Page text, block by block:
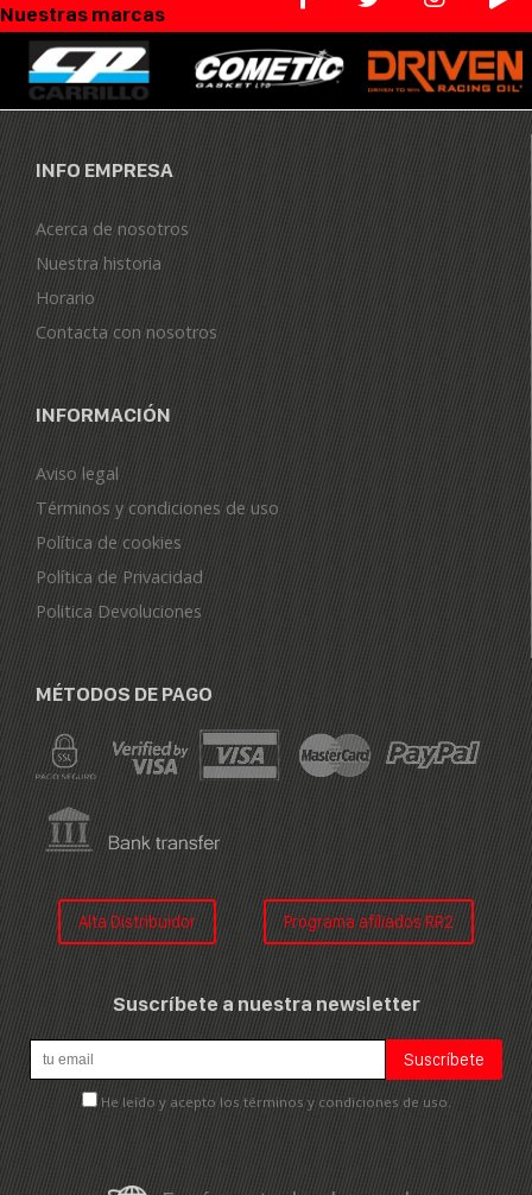
Nuestras marcas
INFO EMPRESA
Acerca de nosotros
Nuestra historia
Horario
Contacta con nosotros
INFORMACIÓN
Aviso legal
Términos y condiciones de uso
Política de cookies
Política de Privacidad
Politica Devoluciones
MÉTODOS DE PAGO
Alta Distribuidor Programa afiliados RR2
Suscríbete a nuestra newsletter
He leído y acepto los términos y condiciones de uso.